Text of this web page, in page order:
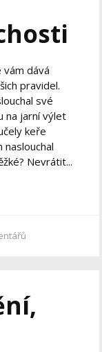
vám dává
pravidel.
své
na jarní výlet
keře
Nevrátit...